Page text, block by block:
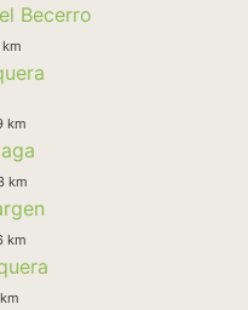
Becerro
km
km
km